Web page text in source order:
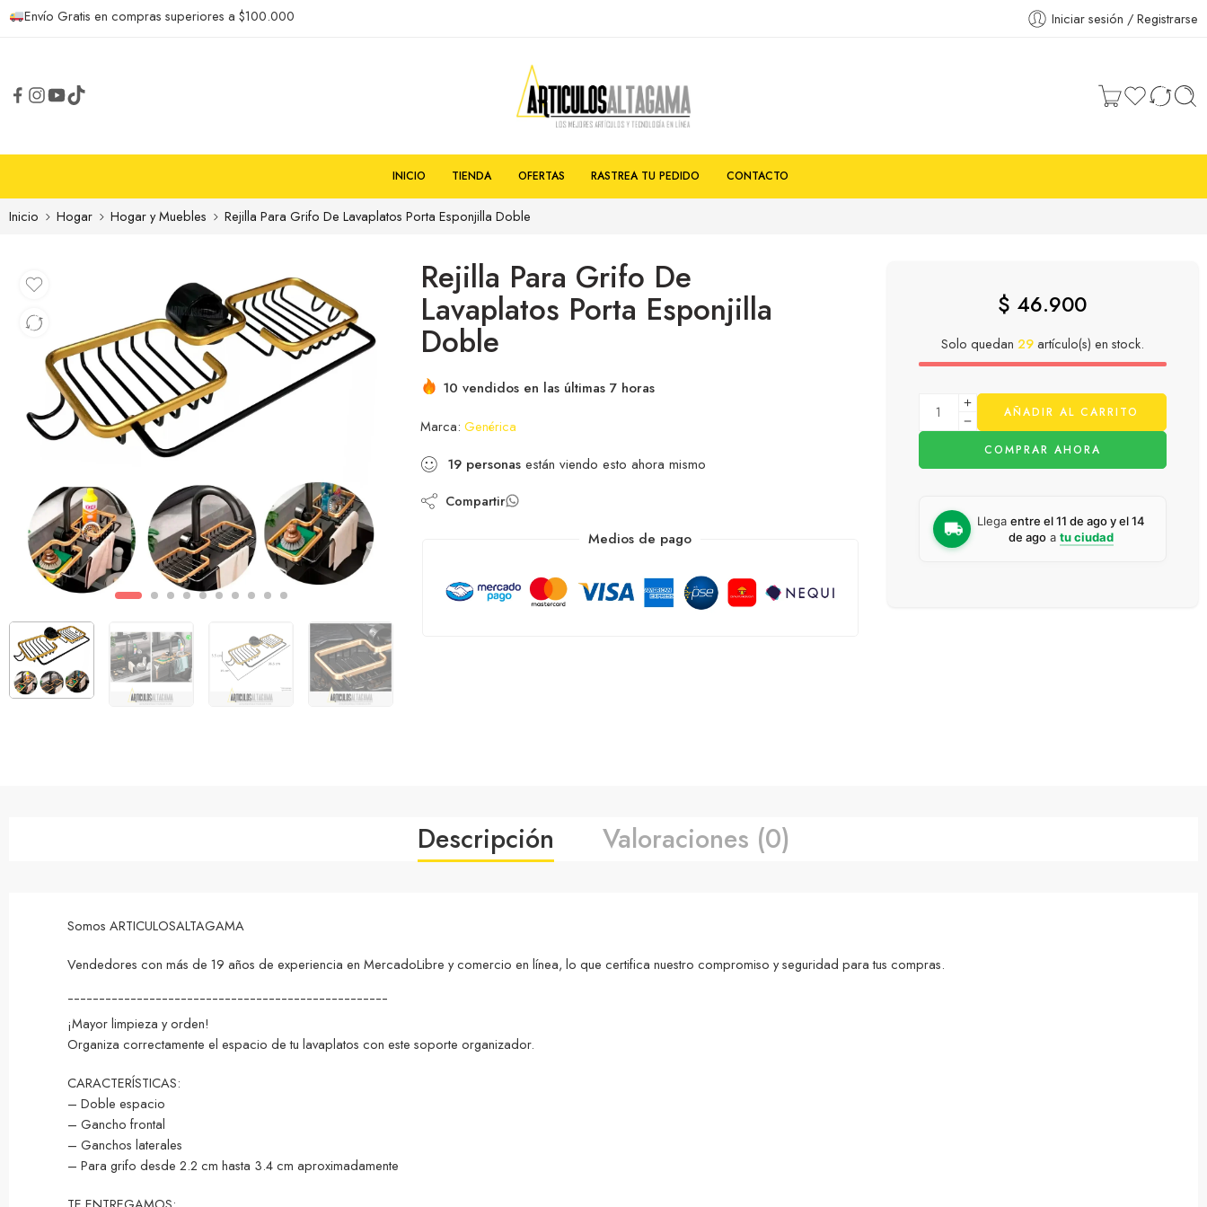
Envío Gratis en compras superiores a $100.000 Iniciar sesión / Registrarse
INICIO TIENDA OFERTAS RASTREA TU PEDIDO CONTACTO
Inicio Hogar Hogar y Muebles Rejilla Para Grifo De Lavaplatos Porta Esponjilla Doble
Rejilla Para Grifo De
Lavaplatos Porta Esponjilla
Doble
10 vendidos en las últimas 7 horas
Marca: Genérica
19 personas están viendo esto ahora mismo
Compartir
Medios de pago
$ 46.900
Solo quedan 29artículo(s) en stock.
AÑADIR AL CARRITO
COMPRAR AHORA
Llegaentre el 11 de ago y el 14
de ago atu ciudad
Descripción Valoraciones (0)
Somos ARTICULOSALTAGAMA
Vendedores con más de 19 años de experiencia en MercadoLibre y comercio en línea, lo que certifica nuestro compromiso y seguridad para tus compras.
¯¯¯¯¯¯¯¯¯¯¯¯¯¯¯¯¯¯¯¯¯¯¯¯¯¯¯¯¯¯¯¯¯¯¯¯¯¯¯¯¯¯¯¯¯¯¯¯¯¯¯
¡Mayor limpieza y orden!
Organiza correctamente el espacio de tu lavaplatos con este soporte organizador.
CARACTERÍSTICAS:
– Doble espacio
– Gancho frontal
– Ganchos laterales
– Para grifo desde 2.2 cm hasta 3.4 cm aproximadamente